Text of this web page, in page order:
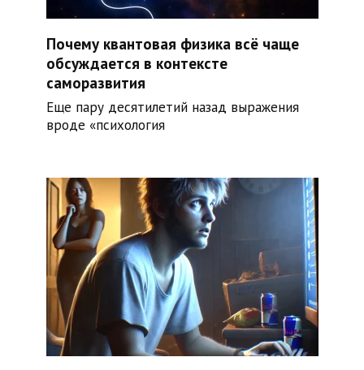
Почему квантовая физика всё чаще
обсуждается в контексте
саморазвития
Еще пару десятилетий назад выражения
вроде «психология